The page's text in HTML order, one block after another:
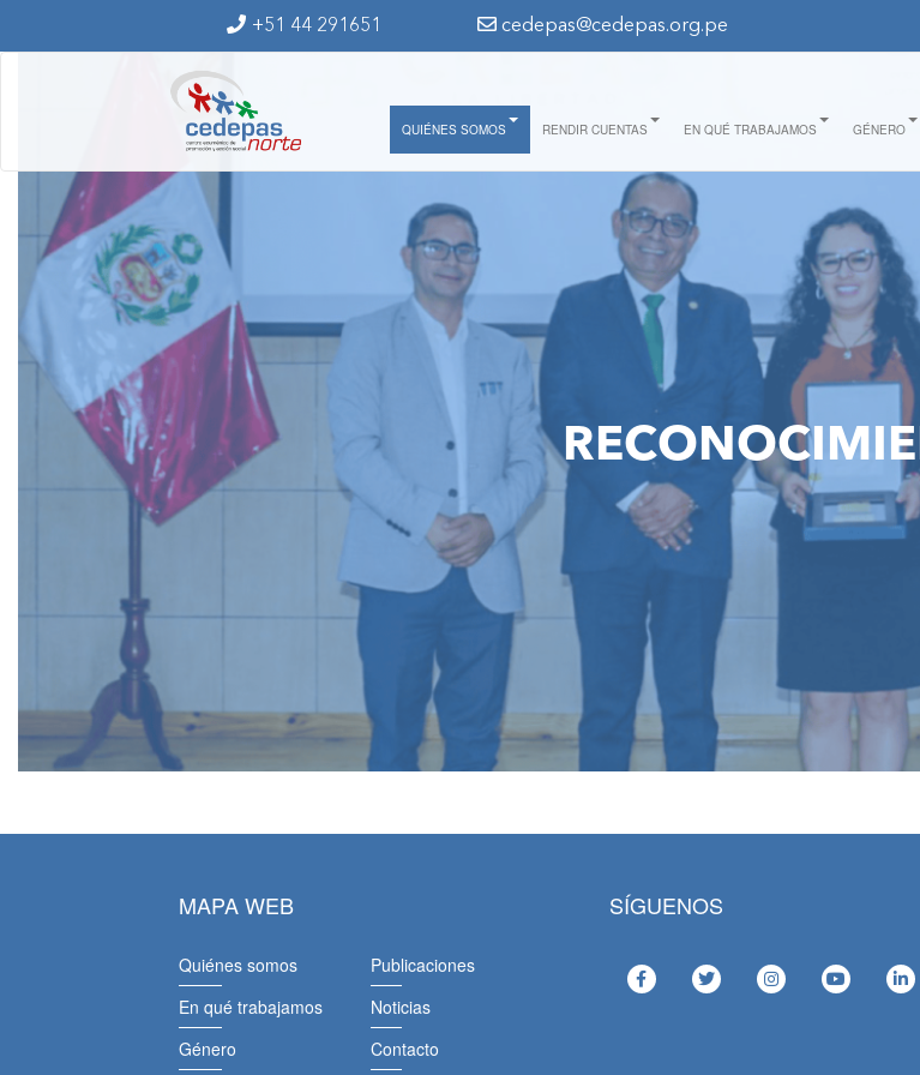
+51 44 291651 cedepas@cedepas.org.pe
QUIÉNES SOMOS RENDIR CUENTAS EN QUÉ TRABAJAMOS GÉNERO
MAPA WEB
Quiénes somos
En qué trabajamos
Género
Publicaciones
Noticias
Contacto
SÍGUENOS